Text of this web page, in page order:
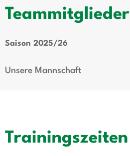
Teammitglieder
Saison 2025/26
Unsere Mannschaft
Trainingszeiten